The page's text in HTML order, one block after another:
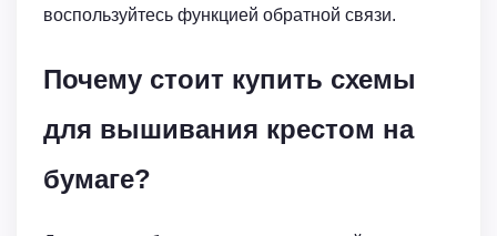
воспользуйтесь функцией обратной связи.
Почему стоит купить схемы
для вышивания крестом на
бумаге?